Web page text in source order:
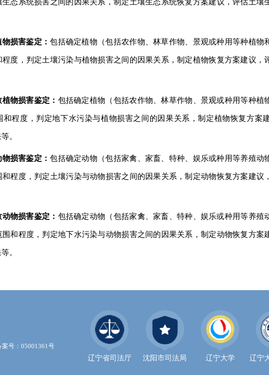
物损害鉴定：包括确定植物（包括农作物、林草作物、景观或种用等种植物
程度，判定土壤污染与植物损害之间的因果关系，制定植物恢复方案建议，
物损害鉴定： 包括确定植物（包括农作物、林草作物、景观或种用等种植
和程度，判定地下水污染与植物损害之间的因果关系，制定植物恢复方案
。
物损害鉴定：包括确定动物（包括家禽、家畜、特种、娱乐或种用等养殖动
程度，判定土壤污染与动物损害之间的因果关系，制定动物恢复方案建议
物损害鉴定： 包括确定动物（包括家禽、家畜、特种、娱乐或种用等养殖
围和程度，判定地下水污染与动物损害之间的因果关系，制定动物恢复方案
。
辽宁省司法厅 沈阳市司法局 辽宁大学 辽宁
号：05001361号